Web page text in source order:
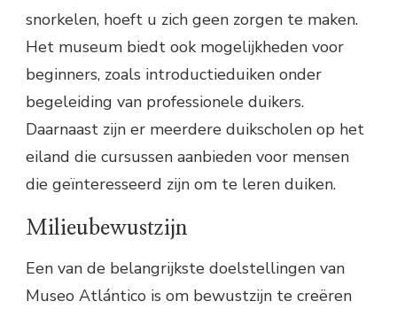
snorkelen, hoeft u zich geen zorgen te maken.
Het museum biedt ook mogelijkheden voor
beginners, zoals introductieduiken onder
begeleiding van professionele duikers.
Daarnaast zijn er meerdere duikscholen op het
eiland die cursussen aanbieden voor mensen
die geïnteresseerd zijn om te leren duiken.
Milieubewustzijn
Een van de belangrijkste doelstellingen van
Museo Atlántico is om bewustzijn te creëren